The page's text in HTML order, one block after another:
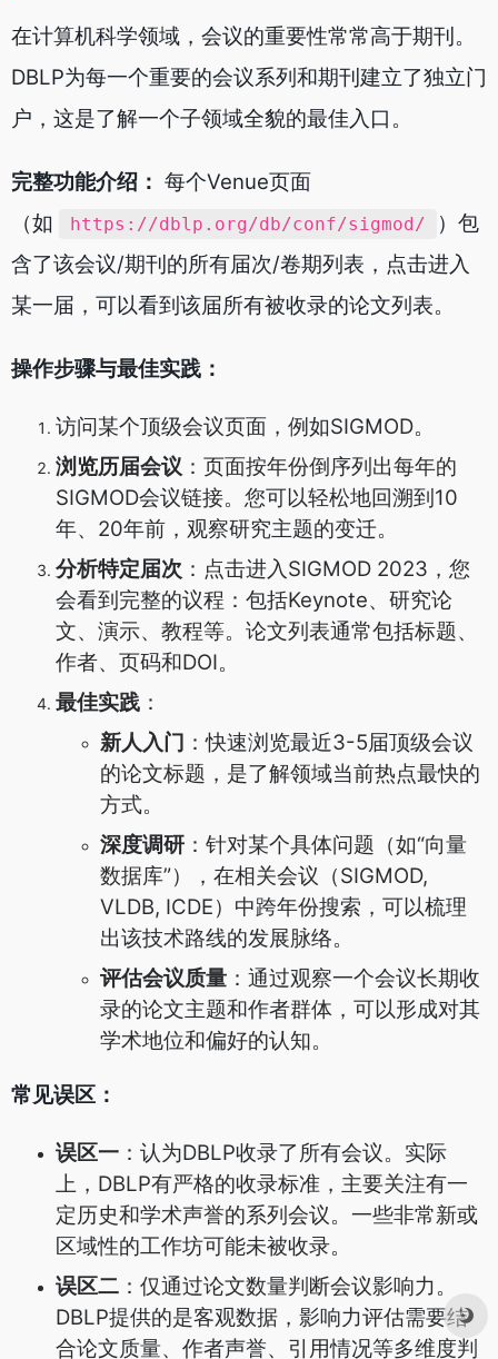
在计算机科学领域，会议的重要性常常高于期刊。
DBLP为每一个重要的会议系列和期刊建立了独立门
户，这是了解一个子领域全貌的最佳入口。
完整功能介绍： 每个Venue页面
（如
https://dblp.org/db/conf/sigmod/
）包
含了该会议/期刊的所有届次/卷期列表，点击进入
某一届，可以看到该届所有被收录的论文列表。
操作步骤与最佳实践：
访问某个顶级会议页面，例如SIGMOD。
浏览历届会议 ：页面按年份倒序列出每年的
SIGMOD会议链接。您可以轻松地回溯到10
年、20年前，观察研究主题的变迁。
分析特定届次 ：点击进入SIGMOD 2023，您
会看到完整的议程：包括Keynote、研究论
文、演示、教程等。论文列表通常包括标题、
作者、页码和DOI。
最佳实践 ：
新人入门 ：快速浏览最近3-5届顶级会议
的论文标题，是了解领域当前热点最快的
方式。
深度调研 ：针对某个具体问题（如“向量
数据库”），在相关会议（SIGMOD,
VLDB, ICDE）中跨年份搜索，可以梳理
出该技术路线的发展脉络。
评估会议质量 ：通过观察一个会议长期收
录的论文主题和作者群体，可以形成对其
学术地位和偏好的认知。
常见误区：
误区一 ：认为DBLP收录了所有会议。实际
上，DBLP有严格的收录标准，主要关注有一
定历史和学术声誉的系列会议。一些非常新或
区域性的工作坊可能未被收录。
误区二 ：仅通过论文数量判断会议影响力。
DBLP提供的是客观数据，影响力评估需要结
合论文质量、作者声誉、引用情况等多维度判